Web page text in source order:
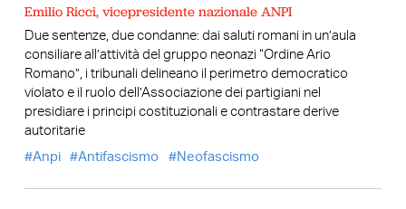
Emilio Ricci, vicepresidente nazionale ANPI
Due sentenze, due condanne: dai saluti romani in un’aula
consiliare all’attività del gruppo neonazi “Ordine Ario
Romano”, i tribunali delineano il perimetro democratico
violato e il ruolo dell’Associazione dei partigiani nel
presidiare i principi costituzionali e contrastare derive
autoritarie
Anpi
Antifascismo Neofascismo